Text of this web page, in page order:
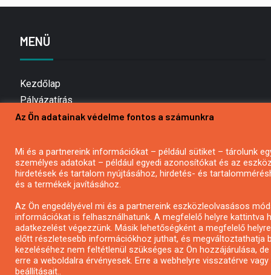
MENÜ
Kezdőlap
Pályázatírás
Bemutatkozás
Hírlevél feliratkozás
Impresszum
Kapcsolat
Az Ön adatainak védelme fontos a számunkra
Mi és a partnereink információkat – például sütiket – tárolunk
személyes adatokat – például egyedi azonosítókat és az
hirdetések és tartalom nyújtásához, hirdetés- és
és a termékek javításához.
Az Ön engedélyével mi és a partnereink eszközleolvasásos
információkat is felhasználhatunk. A megfelelő helyre
adatkezelést végezzünk. Másik lehetőségként a megfelelő
előtt részletesebb információkhoz juthat, és megváltoztathatja
kezeléséhez nem feltétlenül szükséges az Ön hozzájárulása,
erre a weboldalra érvényesek. Erre a webhelyre visszatérve
beállításait..